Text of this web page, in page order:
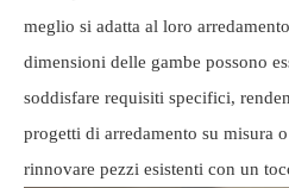
meglio si adatta al loro
dimensioni delle gambe possono
soddisfare requisiti specifici,
progetti di arredamento su misura
rinnovare pezzi esistenti con un